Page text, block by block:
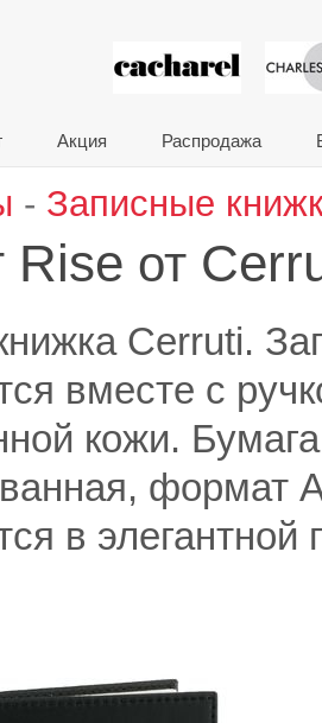
VIP
Акция Распродажа
- Записные
Rise от
Cerruti.
вместе с
кожи.
формат
в элегантной